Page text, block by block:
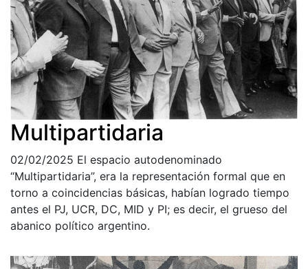
Multipartidaria
02/02/2025 El espacio autodenominado
“Multipartidaria”, era la representación formal que en
torno a coincidencias básicas, habían logrado tiempo
antes el PJ, UCR, DC, MID y PI; es decir, el grueso del
abanico político argentino.